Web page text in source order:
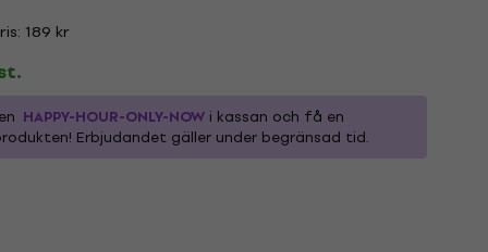
189 kr
HAPPY-HOUR-ONLY-NOW i kassan och få en
Erbjudandet gäller under begränsad tid.